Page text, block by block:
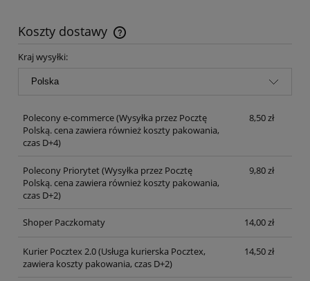
Koszty dostawy
Cena nie zawiera ewentualnych kosztów płatności
Kraj wysyłki:
Polecony e-commerce(Wysyłka przez Pocztę
Polską. cena zawiera również koszty pakowania,
czas D+4)
8,50 zł
Polecony Priorytet(Wysyłka przez Pocztę
Polską. cena zawiera również koszty pakowania,
czas D+2)
9,80 zł
Shoper Paczkomaty 14,00 zł
Kurier Pocztex 2.0(Usługa kurierska Pocztex,
zawiera koszty pakowania, czas D+2)
14,50 zł